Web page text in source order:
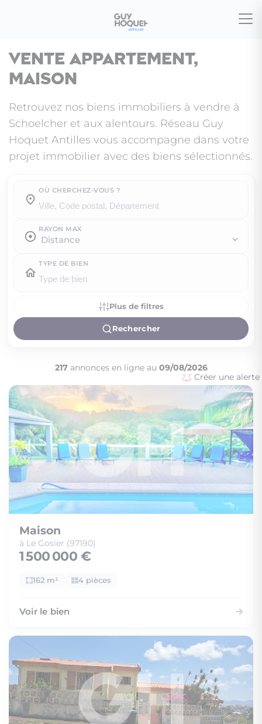
Vente appartement,
maison
Retrouvez nos biens immobiliers à vendre à
Schoelcher et aux alentours. Réseau Guy
Hoquet Antilles vous accompagne dans votre
projet immobilier avec des biens sélectionnés.
OÙ CHERCHEZ-VOUS ?
RAYON MAX
TYPE DE BIEN
Plus de filtres
Rechercher
217 annonces en ligne au 09/08/2026
Créer une alerte
Maison
à Le Gosier (97190)
1 500 000 €
162 m² 4 pièces
Voir le bien